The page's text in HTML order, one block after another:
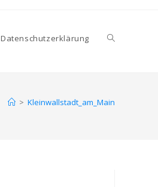
Datenschutzerklärung Website-
> Kleinwallstadt_am_Main